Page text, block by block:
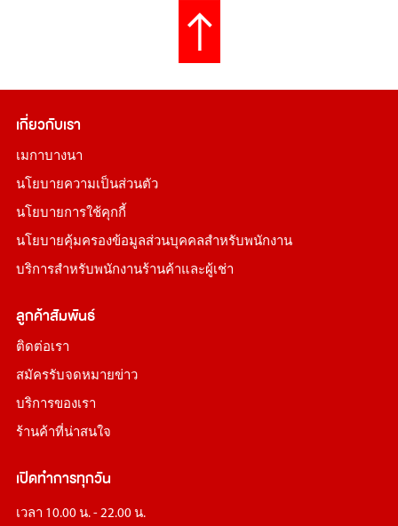
เกี่ยวกับเรา
เมกาบางนา
นโยบายความเป็นส่วนตัว
นโยบายการใช้คุกกี้
นโยบายคุ้มครองข้อมูลส่วนบุคคลสำหรับพนักงาน
บริการสำหรับพนักงานร้านค้าและผู้เช่า
ลูกค้าสัมพันธ์
ติดต่อเรา
สมัครรับจดหมายข่าว
บริการของเรา
ร้านค้าที่น่าสนใจ
เปิดทำการทุกวัน
เวลา 10.00 น. - 22.00 น.